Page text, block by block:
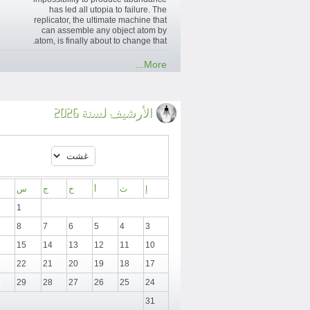
has led all utopia to failure. The
replicator, the ultimate machine that
can assemble any object atom by
atom, is finally about to change that.
More...
الأرشيف لسنة 2026
ث خ ج س
1
3
4
5
6
7
8
10
11
12
13
14
15
17
18
19
20
21
22
24
25
26
27
28
29
31